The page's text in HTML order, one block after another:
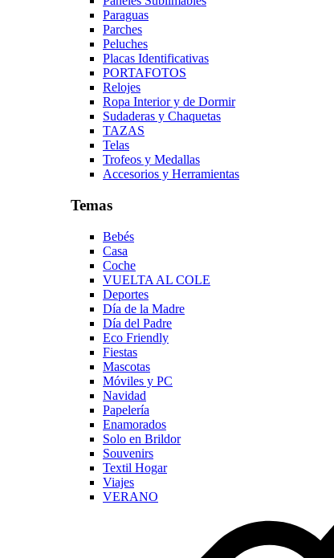
Paraguas
Parches
Peluches
Placas Identificativas
PORTAFOTOS
Relojes
Ropa Interior y de Dormir
Sudaderas y Chaquetas
TAZAS
Telas
Trofeos y Medallas
Accesorios y Herramientas
Temas
Bebés
Casa
Coche
VUELTA AL COLE
Deportes
Día de la Madre
Día del Padre
Eco Friendly
Fiestas
Mascotas
Móviles y PC
Navidad
Papelería
Enamorados
Solo en Brildor
Souvenirs
Textil Hogar
Viajes
VERANO